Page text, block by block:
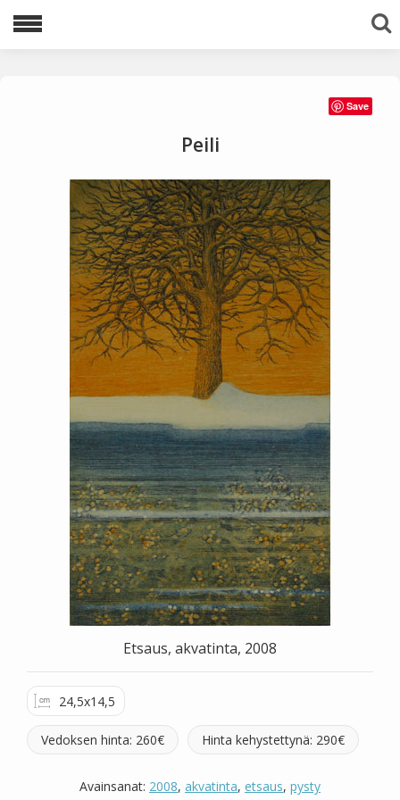
2006 2007 2008 2009 2010
2011 2012 2013 2016 2020
2021 akvatinta Ariadnen lanka avaruus
egyptit etsaus kuivaneula mezzotinto
pysty vaaka viestejä
Valitse väri
Hae sivustolta
Save
Peili
Etsaus, akvatinta, 2008
24,5x14,5
Vedoksen hinta: 260€ Hinta kehystettynä: 290€
Avainsanat: 2008, akvatinta, etsaus, pysty